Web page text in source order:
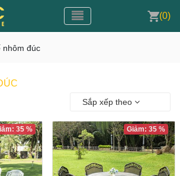
Toggle navigation(0)
nhôm đúc
Sắp xếp theo
35 % Giảm: 35 %